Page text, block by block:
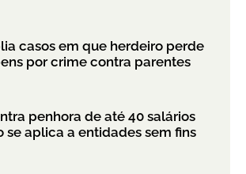
casos em que herdeiro perde
por crime contra parentes
penhora de até 40 salários
se aplica a entidades sem fins